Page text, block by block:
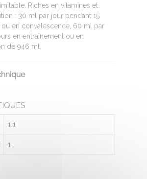
Riches en vitamines et
: 30 ml par jour pendant 15
ou en convalescence, 60 ml par
en entraînement ou en
de 946 ml.
1.1
1